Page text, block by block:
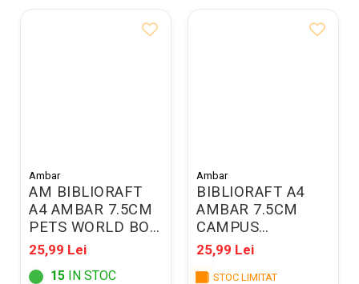
Ambar
AM BIBLIORAFT
A4 AMBAR 7.5CM
PETS WORLD BOY
232712
25,99 Lei
15 IN STOC
Ambar
BIBLIORAFT A4
AMBAR 7.5CM
CAMPUS
MOONFLOWER
228807
25,99 Lei
STOC LIMITAT